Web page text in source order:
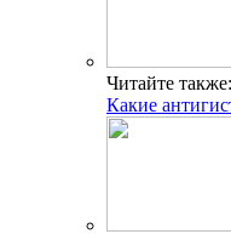
Читайте также:
Какие